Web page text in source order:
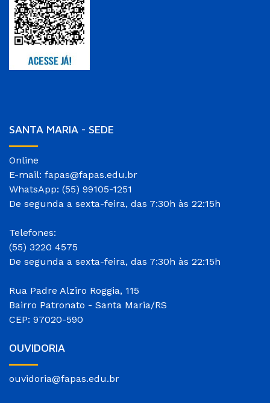
SANTA MARIA - SEDE
Online
E-mail: fapas@fapas.edu.br
WhatsApp: (55) 99105-1251
De segunda a sexta-feira, das 7:30h às 22:15h
Telefones:
(55) 3220 4575
De segunda a sexta-feira, das 7:30h às 22:15h
Rua Padre Alziro Roggia, 115
Bairro Patronato - Santa Maria/RS
CEP: 97020-590
OUVIDORIA
ouvidoria@fapas.edu.br